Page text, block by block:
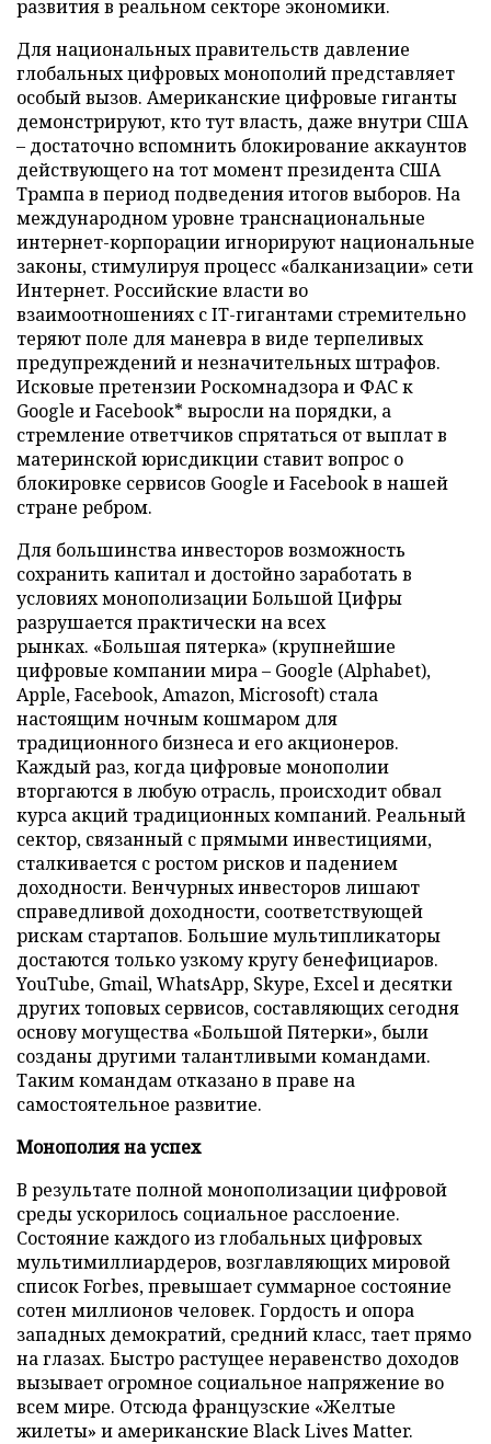
развития в реальном секторе экономики.
Для национальных правительств давление
глобальных цифровых монополий представляет
особый вызов. Американские цифровые гиганты
демонстрируют, кто тут власть, даже внутри США
– достаточно вспомнить блокирование аккаунтов
действующего на тот момент президента США
Трампа в период подведения итогов выборов. На
международном уровне транснациональные
интернет-корпорации игнорируют национальные
законы, стимулируя процесс «балканизации» сети
Интернет. Российские власти во
взаимоотношениях с IT-гигантами стремительно
теряют поле для маневра в виде терпеливых
предупреждений и незначительных штрафов.
Исковые претензии Роскомнадзора и ФАС к
Google и Facebook* выросли на порядки, а
стремление ответчиков спрятаться от выплат в
материнской юрисдикции ставит вопрос о
блокировке сервисов Google и Facebook в нашей
стране ребром.
Для большинства инвесторов возможность
сохранить капитал и достойно заработать в
условиях монополизации Большой Цифры
разрушается практически на всех
рынках. «Большая пятерка» (крупнейшие
цифровые компании мира – Google (Alphabet),
Apple, Facebook, Amazon, Microsoft) стала
настоящим ночным кошмаром для
традиционного бизнеса и его акционеров.
Каждый раз, когда цифровые монополии
вторгаются в любую отрасль, происходит обвал
курса акций традиционных компаний. Реальный
сектор, связанный с прямыми инвестициями,
сталкивается с ростом рисков и падением
доходности. Венчурных инвесторов лишают
справедливой доходности, соответствующей
рискам стартапов. Большие мультипликаторы
достаются только узкому кругу бенефициаров.
YouTube, Gmail, WhatsApp, Skype, Excel и десятки
других топовых сервисов, составляющих сегодня
основу могущества «Большой Пятерки», были
созданы другими талантливыми командами.
Таким командам отказано в праве на
самостоятельное развитие.
Монополия на успех
В результате полной монополизации цифровой
среды ускорилось социальное расслоение.
Состояние каждого из глобальных цифровых
мультимиллиардеров, возглавляющих мировой
список Forbes, превышает суммарное состояние
сотен миллионов человек. Гордость и опора
западных демократий, средний класс, тает прямо
на глазах. Быстро растущее неравенство доходов
вызывает огромное социальное напряжение во
всем мире. Отсюда французские «Желтые
жилеты» и американские Black Lives Matter.